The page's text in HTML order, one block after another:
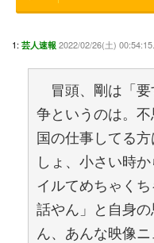
1: 芸人速報 2022/02/26(土)
冒頭、剛は「
争というのは。不
国の仕事してる
しょ、小さい時
イルてめちゃく
話やん」と自身
ん、あんな映像ニ